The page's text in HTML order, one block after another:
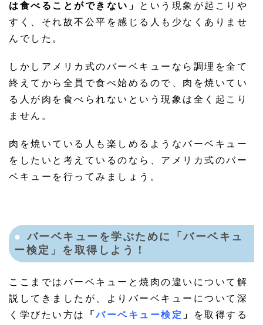
は食べることができない」
という現象が起こりや
すく、それ故不公平を感じる人も少なくありませ
んでした。
しかしアメリカ式のバーベキューなら調理を全て
終えてから全員で食べ始めるので、肉を焼いてい
る人が肉を食べられないという現象は全く起こり
ません。
肉を焼いている人も楽しめるようなバーベキュー
をしたいと考えているのなら、アメリカ式のバー
ベキューを行ってみましょう。
バーベキューを学ぶために「バーベキュ
ー検定」を取得しよう！
ここまではバーベキューと焼肉の違いについて解
説してきましたが、よりバーベキューについて深
く学びたい方は
「バーベキュー検定 」 を取得する